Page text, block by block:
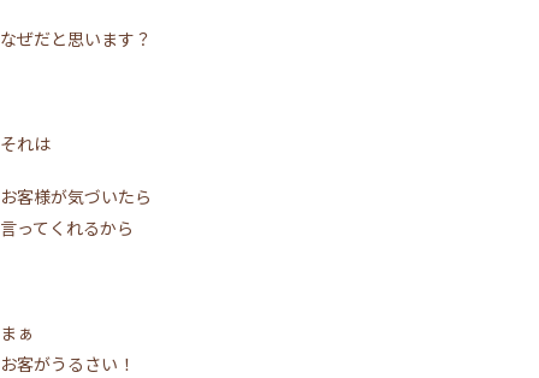
なぜだと思います？
それは
お客様が気づいたら
言ってくれるから
まぁ
お客がうるさい！